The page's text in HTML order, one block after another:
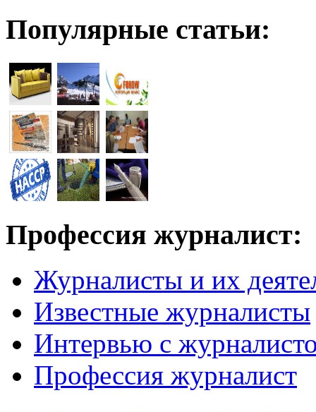
Популярные статьи:
Профессия журналист:
Журналисты и их
Известные журналисты
Интервью с
Профессия журналист